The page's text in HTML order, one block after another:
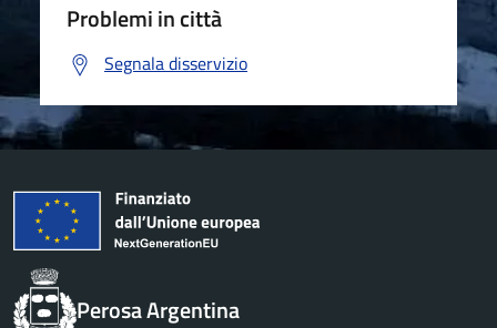
Problemi in città
Segnala disservizio
Perosa Argentina